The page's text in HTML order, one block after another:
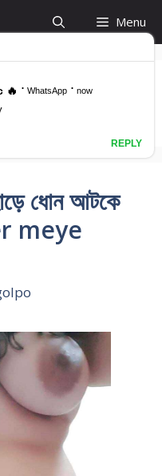
Menu
ধোন আটকে
meye